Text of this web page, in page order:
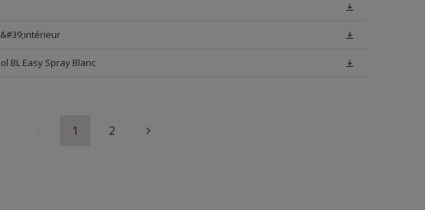
BL Easy Spray Blanc
1 2